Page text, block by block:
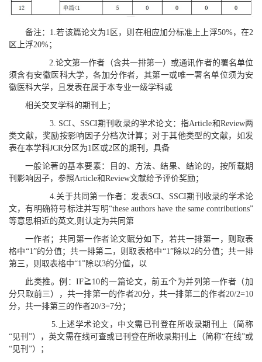
备注：1.若该篇论文为1区，则在相应加分标准上上浮50%，在2
区上浮20%；
2.论文第一作者（含共一排第一）或通讯作者的署名单位
须含有安徽医科大学，各加分作者，其第一或唯一署名单位须为安
徽医科大学，且发表在属于本专业一级学科或
相关交叉学科的期刊上；
3. SCI、SSCI期刊收录的学术论文：指Article和Review两
类文献，奖励按影响因子分档次计算；对于其他类型的文献，如发
表在本学科JCR分区为1区或2区的期刊，具备
一般论著的基本要素：目的、方法、结果、结论的，按所载期
刊影响因子，参照Article和Review文献给予评价奖励；
4.关于共同第一作者：发表SCI、SSCI期刊收录的学术论
文，有明确符号标注并写明“these authors have the same contributions”
等意思相近的英文,则认定为共同第
一作者；共同第一作者论文赋分如下，若共一排第一，则取表
格中“1”的分值；共一排第二，则取表格中“1”除以2的分值；共一排
第三，则取表格中“1”除以3的分值，以
此类推。例：IF≧10的一篇论文，前五个为并列第一作者（加
分只取前三），共一排第一的作者20分，共一排第二的作者20/2=10
分，共一排第三的作者20/3=7分；
5.上述学术论文，中文需已刊登在所收录期刊上（简称
“见刊”），英文需在线可查或已刊登在所收录期刊上（简称“在线”或
“见刊”）；